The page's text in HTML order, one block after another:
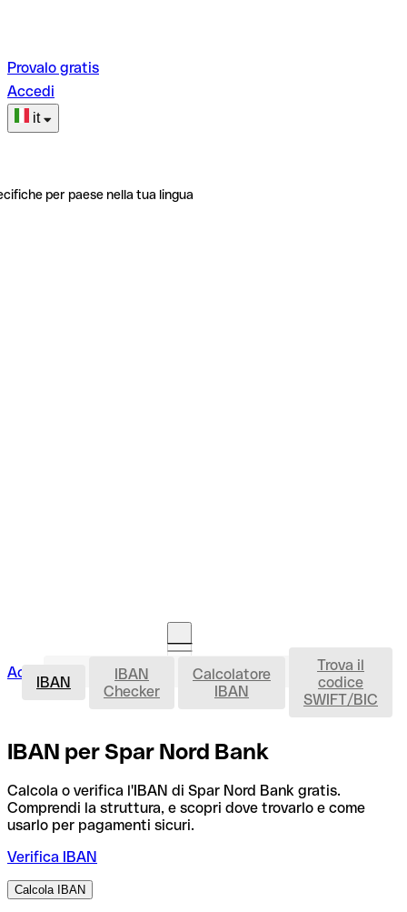
Provalo gratis
Accedi
it
per paese nella tua lingua
Accedi Avvia la procedura IBAN
IBAN
IBAN
Checker
Calcolatore
IBAN
Trova il
codice
SWIFT/BIC
IBAN per Spar Nord Bank
Calcola o verifica l'IBAN di Spar Nord Bank gratis.
Comprendi la struttura, e scopri dove trovarlo e come
usarlo per pagamenti sicuri.
Verifica IBAN
Calcola IBAN